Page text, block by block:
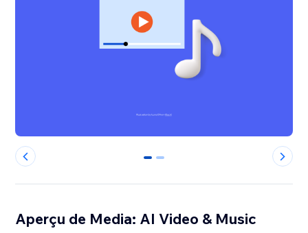
0 1
Aperçu de Media: AI Video & Music